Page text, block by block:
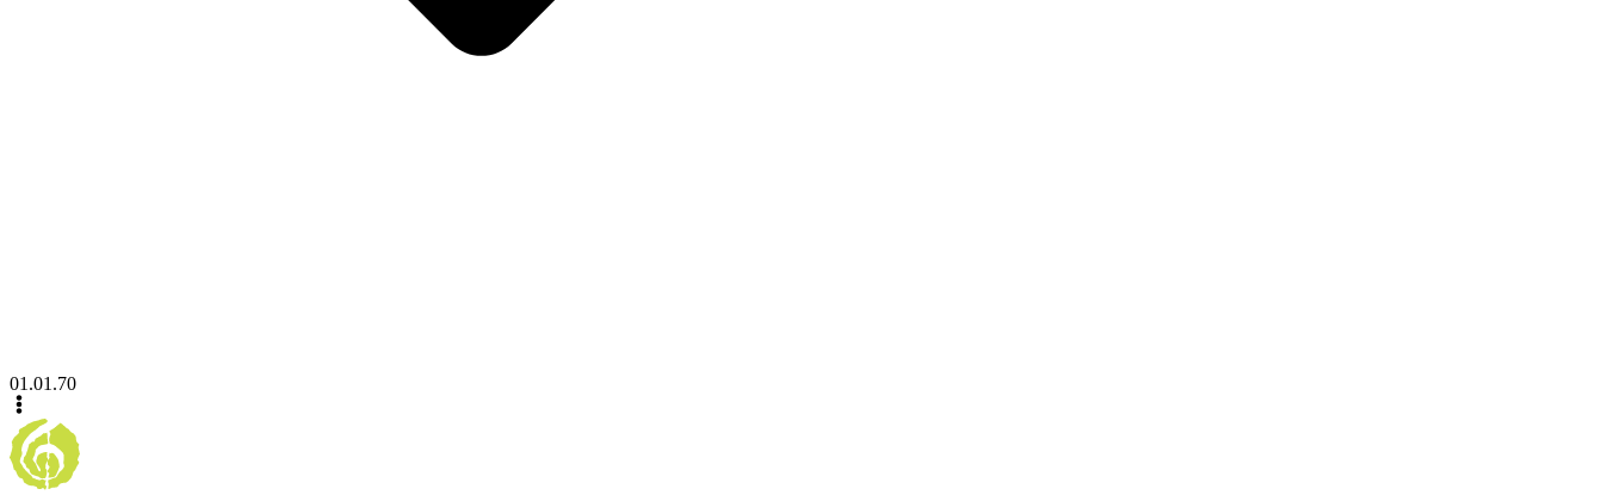
01.01.70